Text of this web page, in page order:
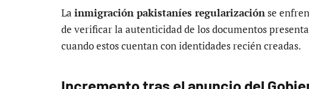
La inmigración pakistaníes regularización se
de verificar la autenticidad de los documentos
cuando estos cuentan con identidades recién creadas.
Incremento tras el anuncio del